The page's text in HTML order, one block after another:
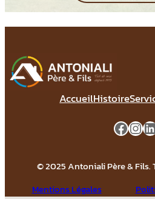
AccueilHistoire
Facebook InstagramLinkedIn
© 2025 Antoniali Père & Fils.
Mentions Légales